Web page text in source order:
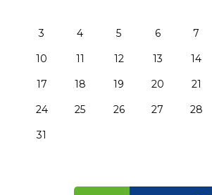
3
4 5 6 7
10
11 12 13 14
17
18 19 20 21
24
25 26 27 28
31